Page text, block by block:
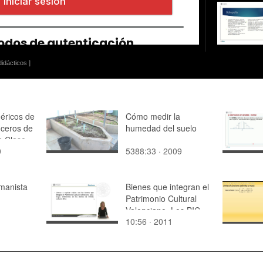
]
de
de
Clase
Cómo medir la
humedad del suelo
5388:33 · 2009
Bienes que integran el
Patrimonio Cultural
Valenciano. Los BIC
10:56 · 2011